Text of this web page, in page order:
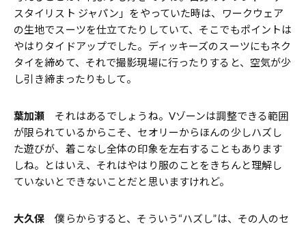
スタイリスト ジャパン」をやっていた時は、ワークウェア
の生地でスーツを仕立てたりしていて、そこでもポイントは
やはりタイドアップでした。ディッキーズのスーツにもネク
タイを締めて、それで撮影現場に行ったりすると、空気が少
し引き締まったりもして。
葉加瀬 それはあるでしょうね。Vゾーンは調整できる範囲
が限られているからこそ、セオリーからほんの少しハズし
た遊びが、着こなし全体の印象を左右することもあります
しね。とはいえ、それはやはり服のことをきちんと理解し
ていないとできないことだと思いますけれど。
大久保 僕らからすると、そういう“ハズし”は、その人のセ